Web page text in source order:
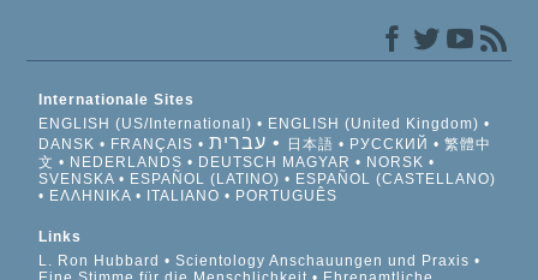
Internationale Sites
ENGLISH (US/International)
ENGLISH (United Kingdom)
DANSK
FRANÇAIS עברית 日本語 РУССКИЙ
繁體中
文
NEDERLANDS DEUTSCH MAGYAR
NORSK
SVENSKA
ESPAÑOL (LATINO)
ESPAÑOL (CASTELLANO)
ΕΛΛΗΝΙΚA
ITALIANO PORTUGUÊS
Links
L. Ron Hubbard
Scientology Anschauungen und Praxis